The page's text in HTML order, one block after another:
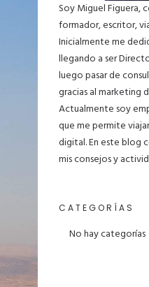
Soy Miguel Figuera,
formador, escritor,
Inicialmente me
llegando a ser
luego pasar de
gracias al marketing
Actualmente soy
que me permite
digital. En este blog
mis consejos y
CATEGORÍAS
No hay categorías